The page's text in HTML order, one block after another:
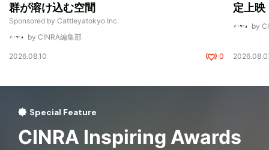
群が溶け込む空間
Sponsored by Cattleyatokyo Inc.
by CINRA編集部
2026.08.10 0
定上映
by
Special Feature
CINRA Inspiring Awards